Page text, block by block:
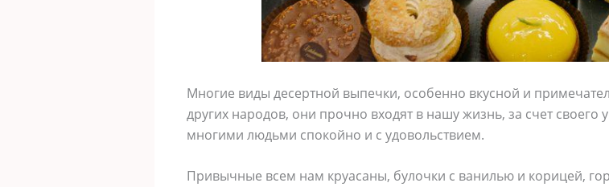
Многие виды десертной выпечки, особенно вкусной и
других народов, они прочно входят в нашу жизнь, за счет своего
многими людьми спокойно и с удовольствием.
Привычные всем нам круасаны, булочки с ванилью и корицей,